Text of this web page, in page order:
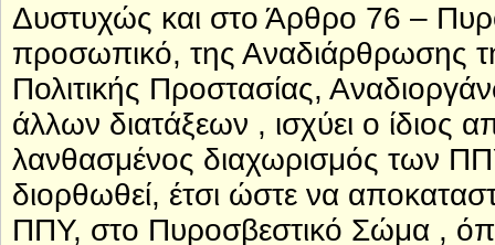
Δυστυχώς και στο Άρθρο 76 –
προσωπικό, της Αναδιάρθρωσης
Πολιτικής Προστασίας,
άλλων διατάξεων , ισχύει ο ίδιος
λανθασμένος διαχωρισμός των
διορθωθεί, έτσι ώστε να
ΠΠΥ, στο Πυροσβεστικό Σώμα ,